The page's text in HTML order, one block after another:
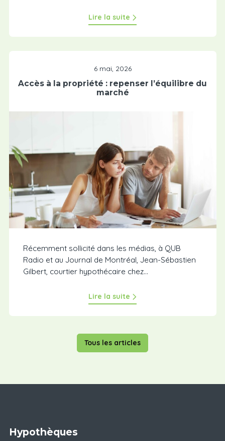
Lire la suite
6 mai, 2026
Accès à la propriété : repenser l’équilibre du
marché
Récemment sollicité dans les médias, à QUB
Radio et au Journal de Montréal, Jean-Sébastien
Gilbert, courtier hypothécaire chez…
Lire la suite
Tous les articles
Hypothèques